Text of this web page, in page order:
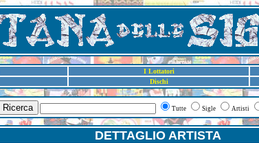
I Lottatori
Dischi
Ricerca Tutte Sigle Artisti
DETTAGLIO ARTISTA